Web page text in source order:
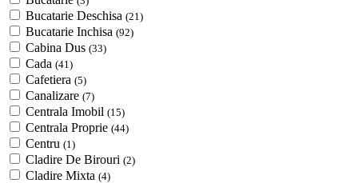
Bucatarie Deschisa (21)
Bucatarie Inchisa (92)
Cabina Dus (33)
Cada (41)
Cafetiera (5)
Canalizare (7)
Centrala Imobil (15)
Centrala Proprie (44)
Centru (1)
Cladire De Birouri (2)
Cladire Mixta (4)